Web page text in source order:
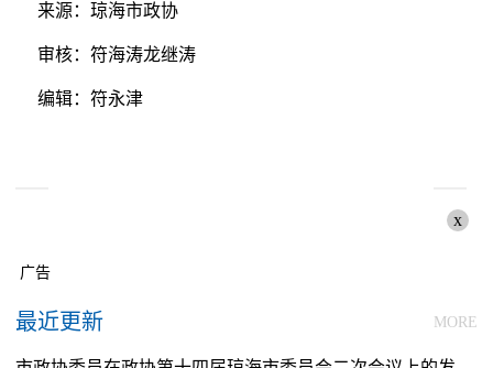
来源：琼海市政协
审核：符海涛龙继涛
编辑：符永津
x
广告
最近更新 MORE